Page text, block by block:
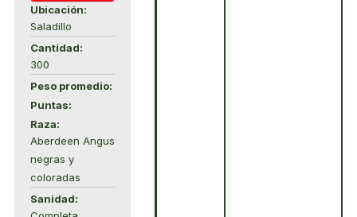
Ubicación:
Saladillo
Cantidad:
300
Peso promedio:
Puntas:
Raza:
Aberdeen Angus
negras y
coloradas
Sanidad: